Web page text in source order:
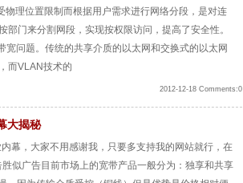
理位置限制而根据用户需求进行网络分段，是对连
门来分割网段，实现按权限访问，提高了安全性。
问题。传统的共享介质的以太网和交换式的以太网
而VLAN技术的
2012-12-18 Comments:0
大揭秘
幕，大家不用感谢我，只要多支持我的网站就行，在
似广告目前市场上的宽带产品一般分为：独享和共享